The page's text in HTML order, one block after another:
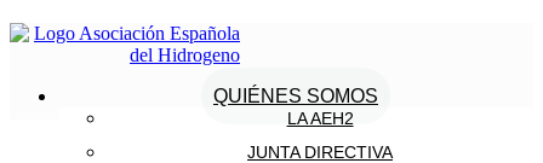
QUIÉNES SOMOS
LA AEH2
JUNTA DIRECTIVA